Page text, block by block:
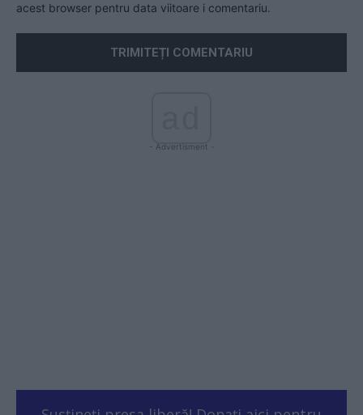
acest browser pentru data viitoare i comentariu.
- Advertisment -